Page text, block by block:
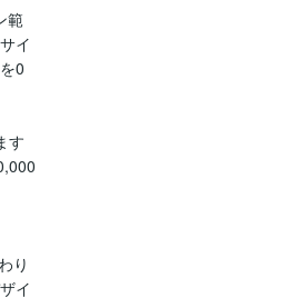
範
イ
0
す
り
イ